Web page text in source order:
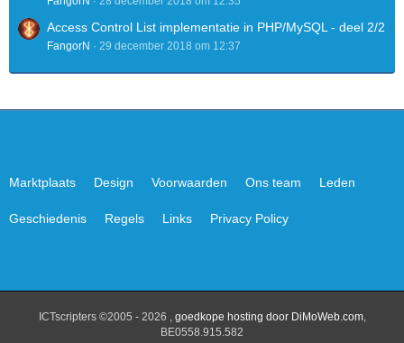
Access Control List implementatie in PHP/MySQL - deel 2/2
FangorN 29 december 2018 om 12:37
Marktplaats Design Voorwaarden Ons team Leden
Geschiedenis Regels Links Privacy Policy
ICTscripters ©2005 - 2026 , goedkope hosting door DiMoWeb.com,
BE0558.915.582